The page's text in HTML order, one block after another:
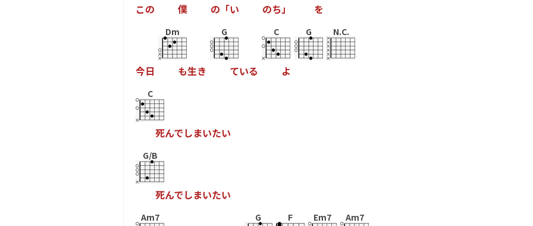
この 僕 の 「い のち」 を
今日
Dm
も生き
G
ている
C
よ
G N.C.
C
死んでしまいたい
G/B
死んでしまいたい
Am7 G F Em7 Am7